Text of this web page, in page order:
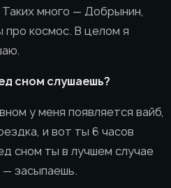
много — Добрынин,
про космос. В целом я
сном слушаешь?
у меня появляется вайб,
и вот ты 6 часов
сном ты в лучшем случае
— засыпаешь.